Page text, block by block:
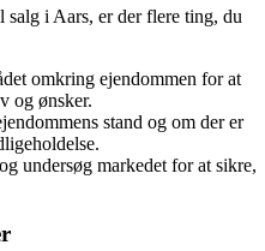
i Aars, er der flere ting, du
omkring ejendommen for at
og ønsker.
stand og om der er
undersøg markedet for at sikre,